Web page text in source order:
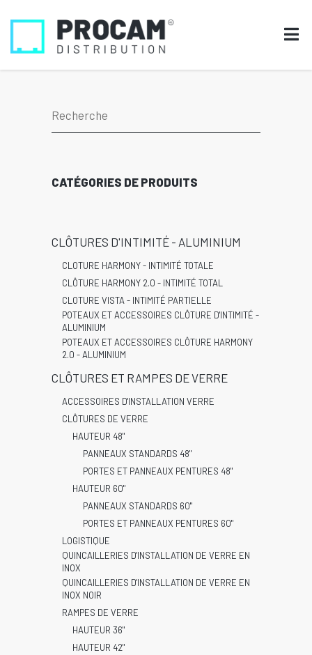
CATÉGORIES DE PRODUITS
CLÔTURES D'INTIMITÉ - ALUMINIUM
CLOTURE HARMONY - INTIMITÉ TOTALE
CLÔTURE HARMONY 2.0 - INTIMITÉ TOTAL
CLOTURE VISTA - INTIMITÉ PARTIELLE
POTEAUX ET ACCESSOIRES CLÔTURE D'INTIMITÉ -
ALUMINIUM
POTEAUX ET ACCESSOIRES CLÔTURE HARMONY
2.0 - ALUMINIUM
CLÔTURES ET RAMPES DE VERRE
ACCESSOIRES D'INSTALLATION VERRE
CLÔTURES DE VERRE
HAUTEUR 48"
PANNEAUX STANDARDS 48"
PORTES ET PANNEAUX PENTURES 48"
HAUTEUR 60"
PANNEAUX STANDARDS 60"
PORTES ET PANNEAUX PENTURES 60"
LOGISTIQUE
QUINCAILLERIES D'INSTALLATION DE VERRE EN
INOX
QUINCAILLERIES D'INSTALLATION DE VERRE EN
INOX NOIR
RAMPES DE VERRE
HAUTEUR 36"
HAUTEUR 42"